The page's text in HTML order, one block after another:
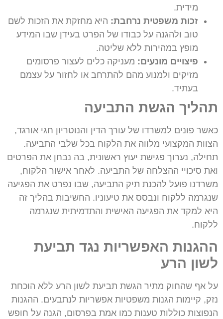
מידית.
זכות משפטית נרחבת: היא מחזקת את הזכות לשם
טוב ולהגנה על כבודו של הפרט בעידן שבו המידע
מופץ במהירות ללא שליטה.
פיצויים מונעים: מעניקה כלים לעצור פרסומים
מזיקים ולמנוע מהם להתרחב או לחזור על עצמם
בעתיד.
תהליך הגשת התביעה
כאשר פונים למשרדו של עורך הדין והנוטריון חגי אורגד,
הצוות המקצועי מלווה את הלקוח בכל שלבי התביעה.
תחילה, נערוך פגישת יעוץ ראשונית, בה נבחן את הפרטים
ואת סיכויי ההצלחה של התביעה. לאחר אישור הלקוח,
משרדנו פועל להכנת תיק התביעה, שבו נפרט את הפגיעה
שנגרמה ללקוח ונבסס את טיעוניו. החשיבות בהליך זה
היא למקד את הפגיעה האישית והתדמיתית שנגרמה
ללקוח.
ההגנות האפשריות נגד תביעת
לשון הרע
על אף שהחוק מתיר הגשת תביעת לשון הרע ללא הוכחת
נזק, קיימות הגנות משפטיות אפשריות לנתבעים. ההגנות
הנפוצות כוללות טענות כמו אמת בפרסום, הגנה על חופש